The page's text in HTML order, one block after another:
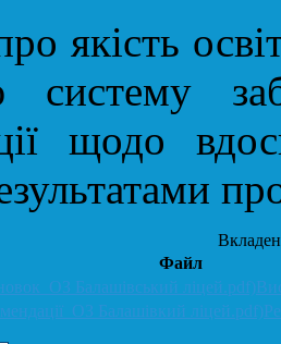
якість
систему
щодо
Файл